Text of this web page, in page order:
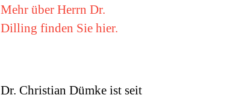
Mehr über Herrn Dr.
Dilling finden Sie hier.
Dr. Christian Dümke ist seit